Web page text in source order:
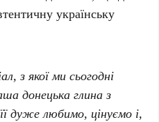
українську
з якої ми сьогодні
донецька глина з
дуже любимо, цінуємо і,